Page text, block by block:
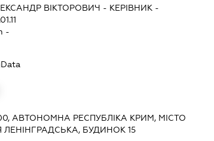
ВІКТОРОВИЧ - КЕРІВНИК-
-
АВТОНОМНА РЕСПУБЛІКА КРИМ, МІСТО
ЛЕНІНГРАДСЬКА, БУДИНОК 15